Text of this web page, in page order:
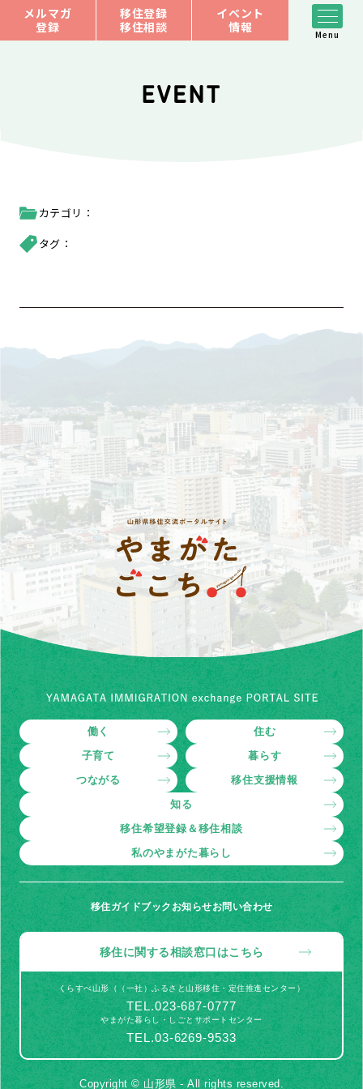
メルマガ
登録
移住登録
移住相談
イベント
情報
カテゴリ：
タグ：
働く
住む
子育て
暮らす
つながる
移住支援情報
知る
移住希望登録＆移住相談
私のやまがた暮らし
移住ガイドブックお知らせお問い合わせ
移住に関する相談窓口はこちら
くらすべ山形（（一社）ふるさと山形移住・定住推進センター）
TEL.023-687-0777
やまがた暮らし・しごとサポートセンター
TEL.03-6269-9533
Copyright © 山形県 - All rights reserved.